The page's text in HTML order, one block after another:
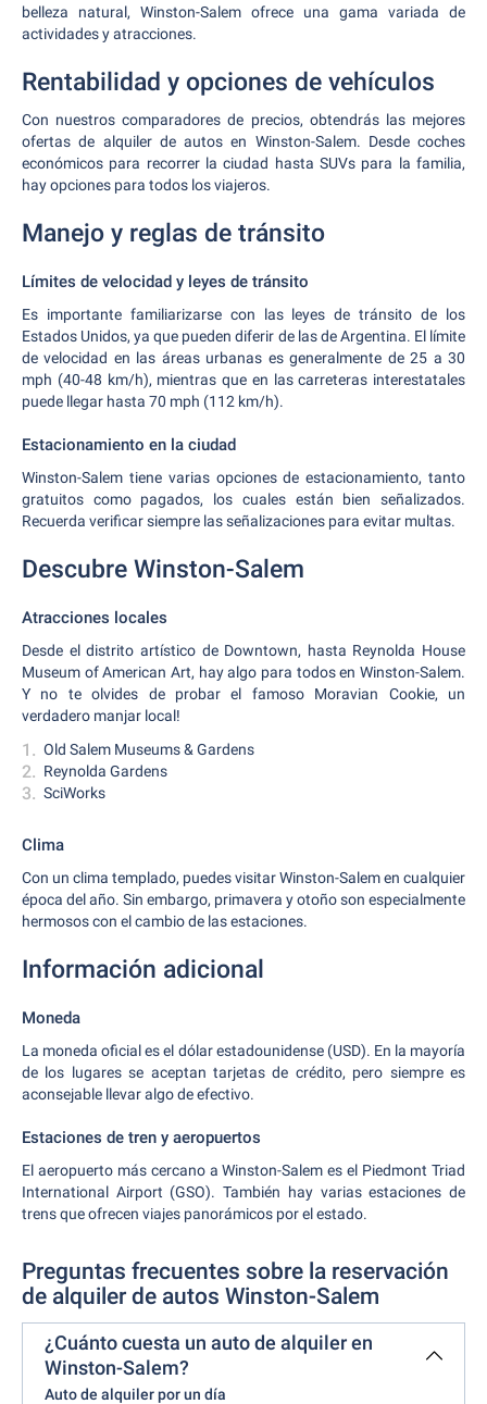
belleza natural, Winston-Salem ofrece una gama variada de
actividades y atracciones.
Rentabilidad y opciones de vehículos
Con nuestros comparadores de precios, obtendrás las mejores
ofertas de alquiler de autos en Winston-Salem. Desde coches
económicos para recorrer la ciudad hasta SUVs para la familia,
hay opciones para todos los viajeros.
Manejo y reglas de tránsito
Límites de velocidad y leyes de tránsito
Es importante familiarizarse con las leyes de tránsito de los
Estados Unidos, ya que pueden diferir de las de Argentina. El límite
de velocidad en las áreas urbanas es generalmente de 25 a 30
mph (40-48 km/h), mientras que en las carreteras interestatales
puede llegar hasta 70 mph (112 km/h).
Estacionamiento en la ciudad
Winston-Salem tiene varias opciones de estacionamiento, tanto
gratuitos como pagados, los cuales están bien señalizados.
Recuerda verificar siempre las señalizaciones para evitar multas.
Descubre Winston-Salem
Atracciones locales
Desde el distrito artístico de Downtown, hasta Reynolda House
Museum of American Art, hay algo para todos en Winston-Salem.
Y no te olvides de probar el famoso Moravian Cookie, un
verdadero manjar local!
Old Salem Museums & Gardens
Reynolda Gardens
SciWorks
Clima
Con un clima templado, puedes visitar Winston-Salem en cualquier
época del año. Sin embargo, primavera y otoño son especialmente
hermosos con el cambio de las estaciones.
Información adicional
Moneda
La moneda oficial es el dólar estadounidense (USD). En la mayoría
de los lugares se aceptan tarjetas de crédito, pero siempre es
aconsejable llevar algo de efectivo.
Estaciones de tren y aeropuertos
El aeropuerto más cercano a Winston-Salem es el Piedmont Triad
International Airport (GSO). También hay varias estaciones de
trens que ofrecen viajes panorámicos por el estado.
Preguntas frecuentes sobre la reservación
de alquiler de autos Winston-Salem
¿Cuánto cuesta un auto de alquiler en
Winston-Salem?
Auto de alquiler por un día